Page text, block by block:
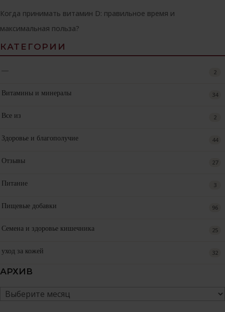
Когда принимать витамин D: правильное время и
максимальная польза?
КАТЕГОРИИ
— 2
Витамины и минералы 34
Все из 2
Здоровье и благополучие 44
Отзывы 27
Питание 3
Пищевые добавки 96
Семена и здоровье кишечника 25
уход за кожей 32
АРХИВ
Архив